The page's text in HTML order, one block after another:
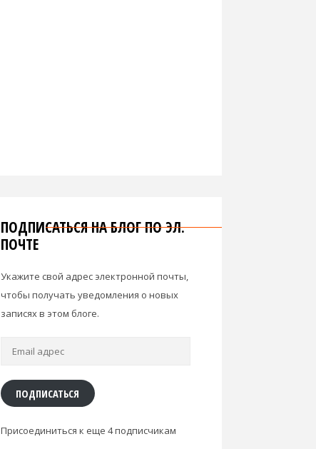
ПОДПИСАТЬСЯ НА БЛОГ ПО ЭЛ.
ПОЧТЕ
Укажите свой адрес электронной почты,
чтобы получать уведомления о новых
записях в этом блоге.
Email
ПОДПИСАТЬСЯ
Присоединиться к еще 4 подписчикам